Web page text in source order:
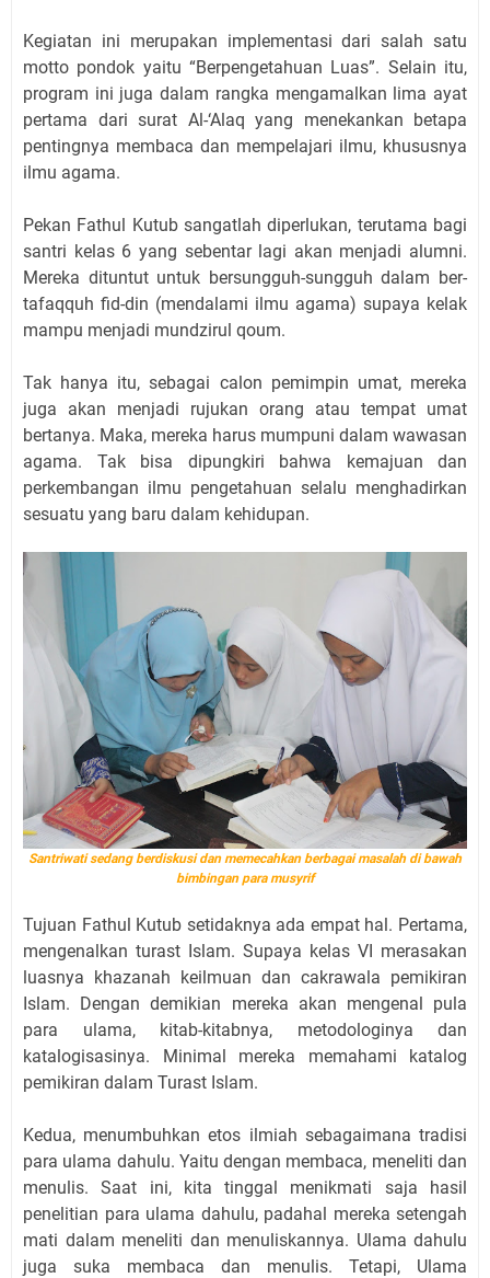
Kegiatan ini merupakan implementasi dari salah satu
motto pondok yaitu “Berpengetahuan Luas”. Selain itu,
program ini juga dalam rangka mengamalkan lima ayat
pertama dari surat Al-‘Alaq yang menekankan betapa
pentingnya membaca dan mempelajari ilmu, khususnya
ilmu agama.
Pekan Fathul Kutub sangatlah diperlukan, terutama bagi
santri kelas 6 yang sebentar lagi akan menjadi alumni.
Mereka dituntut untuk bersungguh-sungguh dalam ber-
tafaqquh fid-din (mendalami ilmu agama) supaya kelak
mampu menjadi mundzirul qoum.
Tak hanya itu, sebagai calon pemimpin umat, mereka
juga akan menjadi rujukan orang atau tempat umat
bertanya. Maka, mereka harus mumpuni dalam wawasan
agama. Tak bisa dipungkiri bahwa kemajuan dan
perkembangan ilmu pengetahuan selalu menghadirkan
sesuatu yang baru dalam kehidupan.
Santriwati sedang berdiskusi dan memecahkan berbagai masalah di bawah
bimbingan para musyrif
Tujuan Fathul Kutub setidaknya ada empat hal. Pertama,
mengenalkan turast Islam. Supaya kelas VI merasakan
luasnya khazanah keilmuan dan cakrawala pemikiran
Islam. Dengan demikian mereka akan mengenal pula
para ulama, kitab-kitabnya, metodologinya dan
katalogisasinya. Minimal mereka memahami katalog
pemikiran dalam Turast Islam.
Kedua, menumbuhkan etos ilmiah sebagaimana tradisi
para ulama dahulu. Yaitu dengan membaca, meneliti dan
menulis. Saat ini, kita tinggal menikmati saja hasil
penelitian para ulama dahulu, padahal mereka setengah
mati dalam meneliti dan menuliskannya. Ulama dahulu
juga suka membaca dan menulis. Tetapi, Ulama